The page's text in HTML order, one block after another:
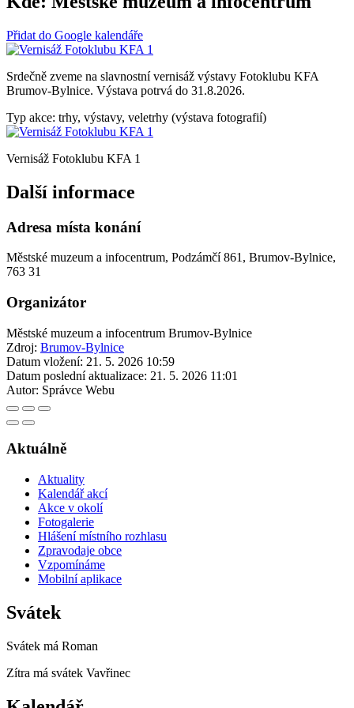
Přidat do Google kalendáře
Srdečně zveme na slavnostní vernisáž výstavy Fotoklubu KFA
Brumov-Bylnice. Výstava potrvá do 31.8.2026.
Typ akce: trhy, výstavy, veletrhy (výstava fotografií)
Vernisáž Fotoklubu KFA 1
Další informace
Adresa místa konání
Městské muzeum a infocentrum, Podzámčí 861, Brumov-Bylnice,
763 31
Organizátor
Městské muzeum a infocentrum Brumov-Bylnice
Zdroj: Brumov-Bylnice
Datum vložení: 21. 5. 2026 10:59
Datum poslední aktualizace: 21. 5. 2026 11:01
Autor: Správce Webu
Aktuálně
Aktuality
Kalendář akcí
Akce v okolí
Fotogalerie
Hlášení místního rozhlasu
Zpravodaje obce
Vzpomínáme
Mobilní aplikace
Svátek
Svátek má Roman
Zítra má svátek Vavřinec